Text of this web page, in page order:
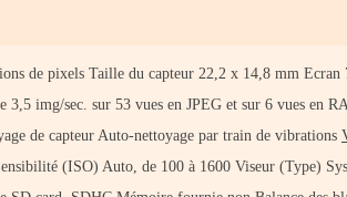
de pixels Taille du capteur 22,2 x 14,8 mm Ecran
img/sec. sur 53 vues en JPEG et sur 6 vues en
de capteur Auto-nettoyage par train de vibrations
(ISO) Auto, de 100 à 1600 Viseur (Type)